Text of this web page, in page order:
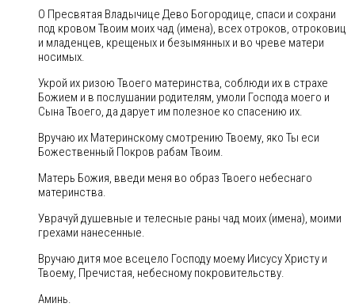
О Пресвятая Владычице Дево Богородице, спаси и сохрани
под кровом Твоим моих чад (имена), всех отроков, отроковиц
и младенцев, крещеных и безымянных и во чреве матери
носимых.
Укрой их ризою Твоего материнства, соблюди их в страхе
Божием и в послушании родителям, умоли Господа моего и
Сына Твоего, да дарует им полезное ко спасению их.
Вручаю их Материнскому смотрению Твоему, яко Ты еси
Божественный Покров рабам Твоим.
Матерь Божия, введи меня во образ Твоего небеснаго
материнства.
Уврачуй душевные и телесные раны чад моих (имена), моими
грехами нанесенные.
Вручаю дитя мое всецело Господу моему Иисусу Христу и
Твоему, Пречистая, небесному покровительству.
Аминь.